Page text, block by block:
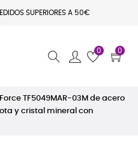
SUPERIORES A 50€
0 0
TF5049MAR-03M de acero
y cristal mineral con